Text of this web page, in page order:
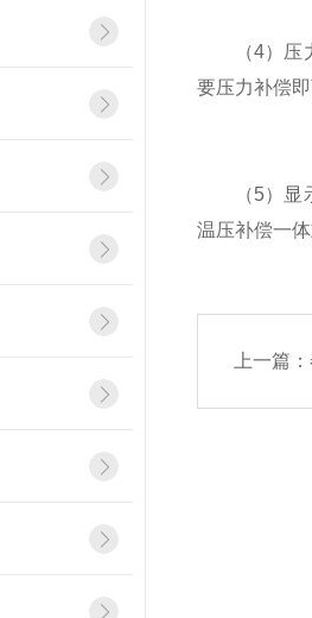
（4）压力
要压力补偿
（5）显示
温压补偿一
上一篇：